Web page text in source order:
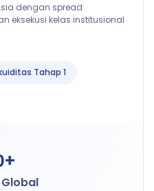
dengan spread
eksekusi kelas institusional
Tahap 1